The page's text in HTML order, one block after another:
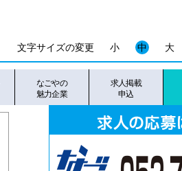
文字サイズの変更 小 中 大
なごやの
魅力企業
求人掲載
申込